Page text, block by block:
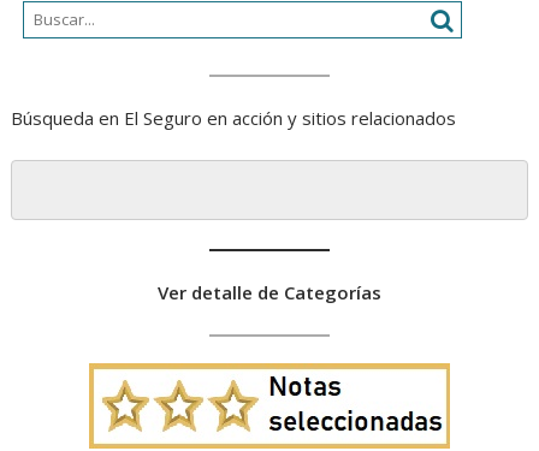
Búsqueda en El Seguro en acción y sitios relacionados
Ver detalle de Categorías